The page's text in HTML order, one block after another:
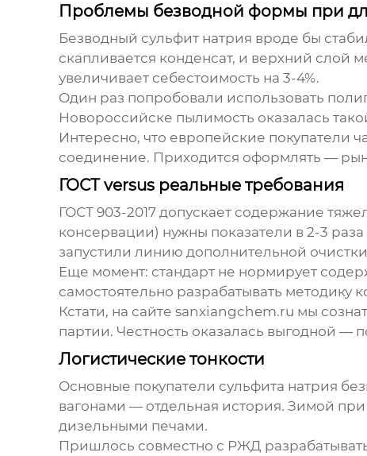
Проблемы безводной формы при
Безводный сульфит натрия вроде бы
скапливается конденсат, и верхний слой
увеличивает себестоимость на 3-4%.
Один раз попробовали использовать
Новороссийске пылимость оказалась
Интересно, что европейские покупатели
соединение. Приходится оформлять —
ГОСТ versus реальные требования
ГОСТ 903-2017 допускает содержание
консервации) нужны показатели в 2-3
запустили линию дополнительной очистки
Еще момент: стандарт не нормирует
самостоятельно разрабатывать
Кстати, на сайте sanxiangchem.ru мы
партии. Честность оказалась выгодной —
Логистические тонкости
Основные покупатели сульфита натрия
вагонами — отдельная история. Зимой
дизельными печами.
Пришлось совместно с РЖД